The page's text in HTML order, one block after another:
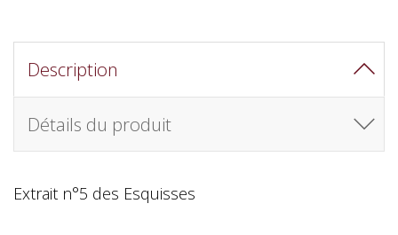
Description
Détails du produit
Extrait n°5 des Esquisses